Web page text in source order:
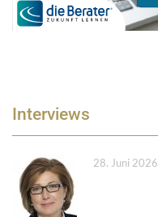
Interviews
28. Juni 2026